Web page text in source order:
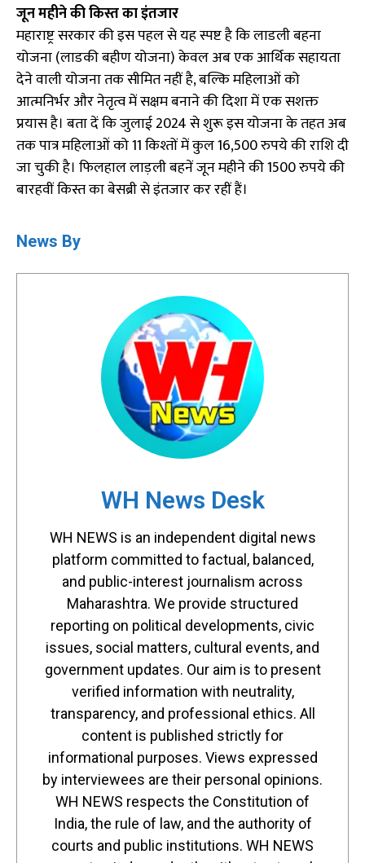
जून महीने की किस्त का इंतजार
महाराष्ट्र सरकार की इस पहल से यह स्पष्ट है कि लाडली बहना
योजना (लाडकी बहीण योजना) केवल अब एक आर्थिक सहायता
देने वाली योजना तक सीमित नहीं है, बल्कि महिलाओं को
आत्मनिर्भर और नेतृत्व में सक्षम बनाने की दिशा में एक सशक्त
प्रयास है। बता दें कि जुलाई 2024 से शुरू इस योजना के तहत अब
तक पात्र महिलाओं को 11 किश्तों में कुल 16,500 रुपये की राशि दी
जा चुकी है। फिलहाल लाड़ली बहनें जून महीने की 1500 रुपये की
बारहवीं किस्त का बेसब्री से इंतजार कर रहीं हैं।
News By
WH News Desk
WH NEWS is an independent digital news
platform committed to factual, balanced,
and public-interest journalism across
Maharashtra. We provide structured
reporting on political developments, civic
issues, social matters, cultural events, and
government updates. Our aim is to present
verified information with neutrality,
transparency, and professional ethics. All
content is published strictly for
informational purposes. Views expressed
by interviewees are their personal opinions.
WH NEWS respects the Constitution of
India, the rule of law, and the authority of
courts and public institutions. WH NEWS